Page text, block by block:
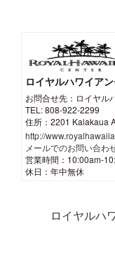
ロイヤルハワイア
お問合せ先：ロイヤル
TEL: 808-922-2299
住所：2201 Kalakaua
http://
メールでのお問い合わ
営業時間：10:00am-
休日：年中無休
ロイヤルハ